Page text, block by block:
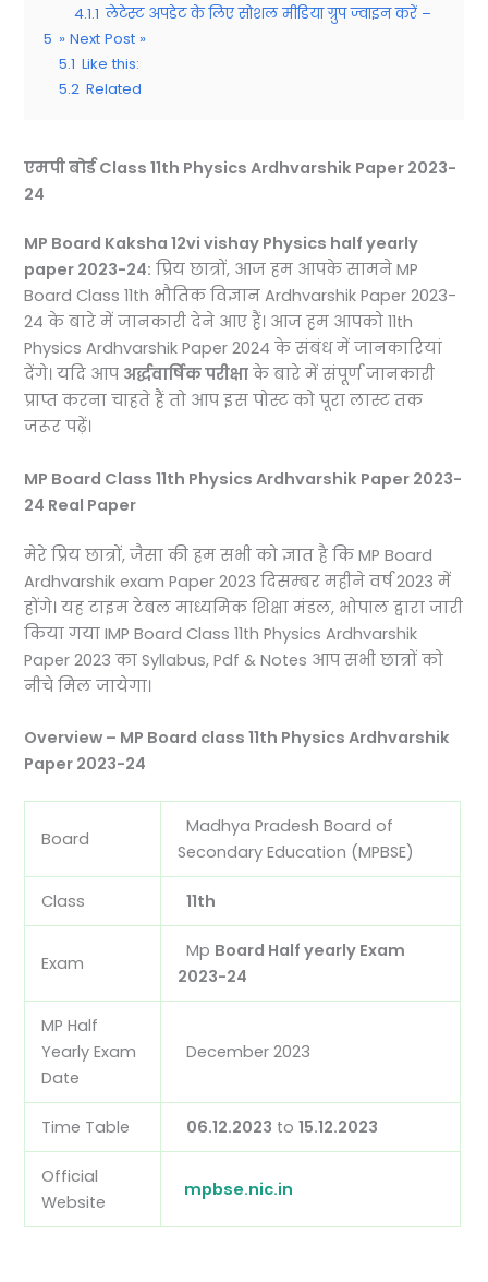
4.1.1 लेटेस्ट अपडेट के लिए सोशल मीडिया ग्रुप ज्वाइन करें –
5 » Next Post »
5.1 Like this:
5.2 Related
एमपी बोर्डClass 11th Physics Ardhvarshik Paper 2023-
24
MP Board Kaksha 12vi vishay Physics half yearly
paper 2023-24: प्रिय छात्रों, आज हम आपके सामने MP
Board Class 11th भौतिक विज्ञान Ardhvarshik Paper 2023-
24 के बारे में जानकारी देने आए हैं। आज हम आपको 11th
Physics Ardhvarshik Paper 2024 के संबंध में जानकारियां
देंगे। यदि आप अर्द्धवार्षिक परीक्षा के बारे में संपूर्ण जानकारी
प्राप्त करना चाहते हैं तो आप इस पोस्ट को पूरा लास्ट तक
जरूर पढ़ें।
MP Board Class 11th Physics Ardhvarshik Paper 2023-
24 Real Paper
मेरे प्रिय छात्रों, जैसा की हम सभी को ज्ञात है कि MP Board
Ardhvarshik exam Paper 2023 दिसम्बर महीने वर्ष 2023 में
होंगे। यह टाइम टेबल माध्यमिक शिक्षा मंडल, भोपाल द्वारा जारी
किया गया IMP Board Class 11th Physics Ardhvarshik
Paper 2023 का Syllabus, Pdf & Notes आप सभी छात्रों को
नीचे मिल जायेगा।
Overview – MP Board class 11th Physics Ardhvarshik
Paper 2023-24
Board
Madhya Pradesh Board of
Secondary Education (MPBSE)
Class 11th
Exam
Mp Board Half yearly Exam
2023-24
MP Half
Yearly Exam
Date
December 2023
Time Table 06.12.2023 to15.12.2023
Official
Website
mpbse.nic.in